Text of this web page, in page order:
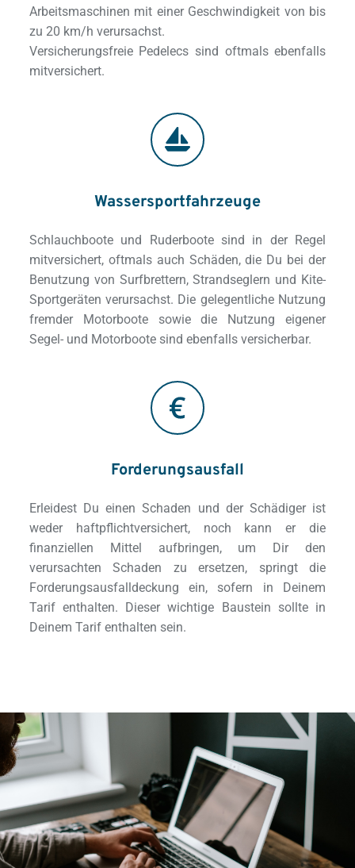
Arbeitsmaschinen mit einer Geschwindigkeit von bis
zu 20 km/h verursachst.
Versicherungsfreie Pedelecs sind oftmals ebenfalls
mitversichert.
Wassersportfahrzeuge
Schlauchboote und Ruderboote sind in der Regel
mitversichert, oftmals auch Schäden, die Du bei der
Benutzung von Surfbrettern, Strandseglern und Kite-
Sportgeräten verursachst. Die gelegentliche Nutzung
fremder Motorboote sowie die Nutzung eigener
Segel- und Motorboote sind ebenfalls versicherbar.
Forderungsausfall
Erleidest Du einen Schaden und der Schädiger ist
weder haftpflichtversichert, noch kann er die
finanziellen Mittel aufbringen, um Dir den
verursachten Schaden zu ersetzen, springt die
Forderungsausfalldeckung ein, sofern in Deinem
Tarif enthalten. Dieser wichtige Baustein sollte in
Deinem Tarif enthalten sein.